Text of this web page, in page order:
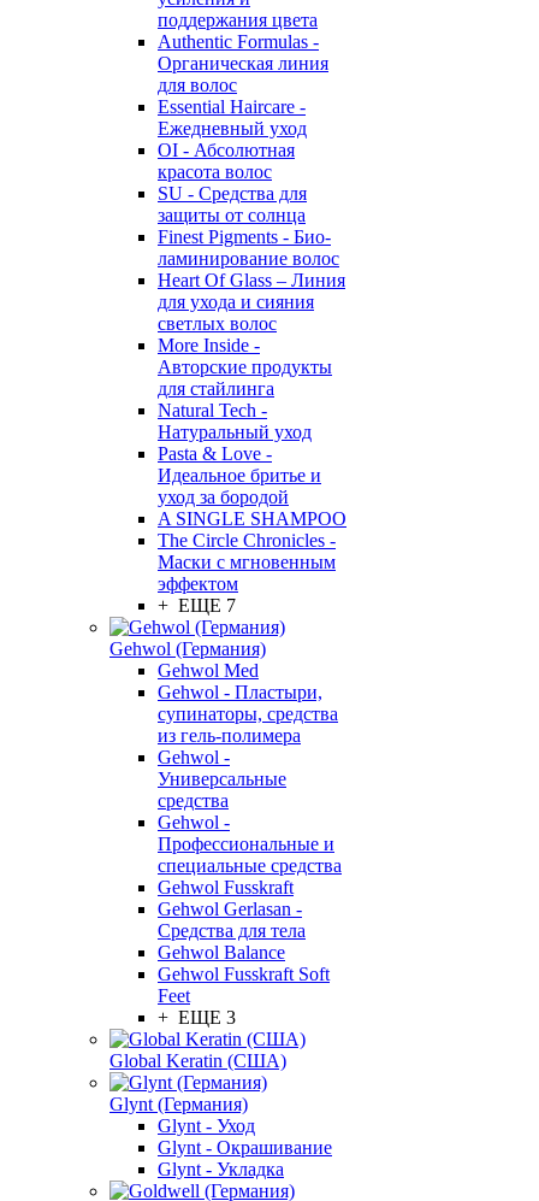
поддержания цвета
Authentic Formulas -
Органическая линия
для волос
Essential Haircare -
Eжедневный уход
OI - Абсолютная
красота волос
SU - Средства для
защиты от солнца
Finest Pigments - Био-
ламинирование волос
Heart Of Glass – Линия
для ухода и сияния
светлых волос
More Inside -
Авторские продукты
для стайлинга
Natural Tech -
Натуральный уход
Pasta & Love -
Идеальное бритье и
уход за бородой
A SINGLE SHAMPOO
The Circle Chronicles -
Маски с мгновенным
эффектом
+ ЕЩЕ 7
Gehwol (Германия)
Gehwol Med
Gehwol - Пластыри,
супинаторы, средства
из гель-полимера
Gehwol -
Универсальные
средства
Gehwol -
Профессиональные и
специальные средства
Gehwol Fusskraft
Gehwol Gerlasan -
Средства для тела
Gehwol Balance
Gehwol Fusskraft Soft
Feet
+ ЕЩЕ 3
Global Keratin (США)
Glynt (Германия)
Glynt - Уход
Glynt - Окрашивание
Glynt - Укладка